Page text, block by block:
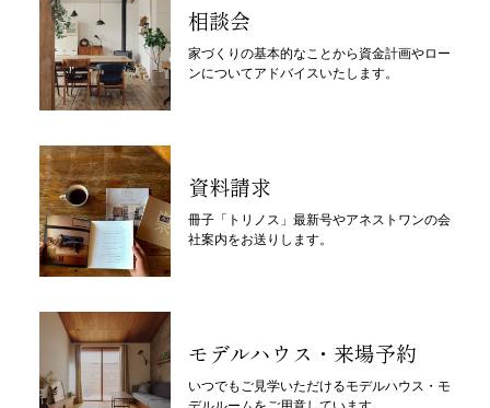
相談会
家づくりの基本的なことから資金計画やロー
ンについてアドバイスいたします。
資料請求
冊子「トリノス」最新号やアネストワンの会
社案内をお送りします。
モデルハウス・来場予約
いつでもご見学いただけるモデルハウス・モ